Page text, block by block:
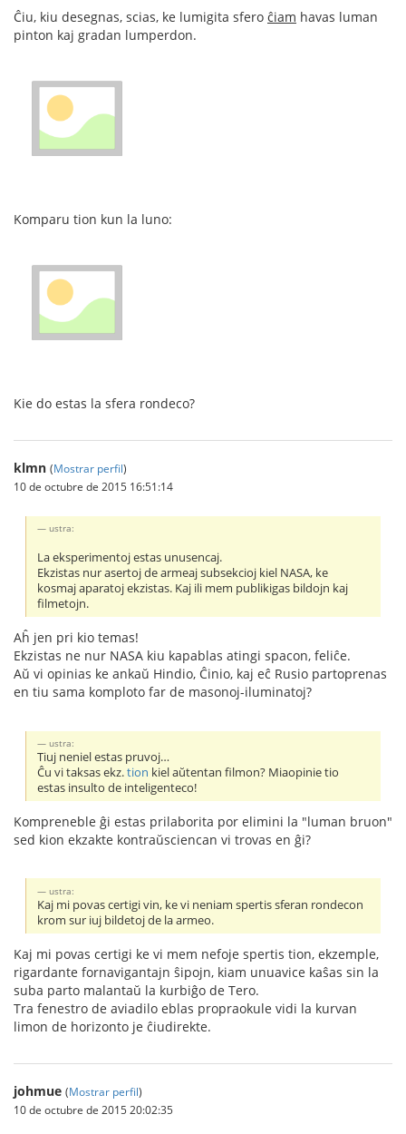
Ĉiu, kiu desegnas, scias, ke lumigita sfero ĉiam havas luman
pinton kaj gradan lumperdon.
Komparu tion kun la luno:
Kie do estas la sfera rondeco?
klmn (Mostrar perfil)
10 de octubre de 2015 16:51:14
ustra:
La eksperimentoj estas unusencaj.
Ekzistas nur asertoj de armeaj subsekcioj kiel NASA, ke
kosmaj aparatoj ekzistas. Kaj ili mem publikigas bildojn kaj
filmetojn.
Aĥ jen pri kio temas!
Ekzistas ne nur NASA kiu kapablas atingi spacon, feliĉe.
Aŭ vi opinias ke ankaŭ Hindio, Ĉinio, kaj eĉ Rusio partoprenas
en tiu sama komploto far de masonoj-iluminatoj?
ustra:
Tiuj neniel estas pruvoj…
Ĉu vi taksas ekz.tion kiel aŭtentan filmon? Miaopinie tio
estas insulto de inteligenteco!
Kompreneble ĝi estas prilaborita por elimini la "luman bruon"
sed kion ekzakte kontraŭsciencan vi trovas en ĝi?
ustra:
Kaj mi povas certigi vin, ke vi neniam spertis sferan rondecon
krom sur iuj bildetoj de la armeo.
Kaj mi povas certigi ke vi mem nefoje spertis tion, ekzemple,
rigardante fornavigantajn ŝipojn, kiam unuavice kaŝas sin la
suba parto malantaŭ la kurbiĝo de Tero.
Tra fenestro de aviadilo eblas propraokule vidi la kurvan
limon de horizonto je ĉiudirekte.
johmue (Mostrar perfil)
10 de octubre de 2015 20:02:35